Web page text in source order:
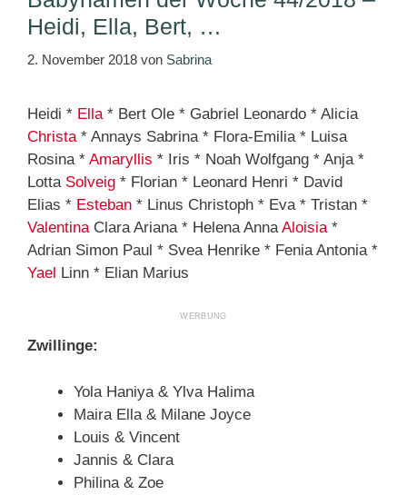
Heidi, Ella, Bert, …
2. November 2018 von Sabrina
Heidi * Ella * Bert Ole * Gabriel Leonardo * Alicia
Christa * Annays Sabrina * Flora-Emilia * Luisa
Rosina * Amaryllis * Iris * Noah Wolfgang * Anja *
Lotta Solveig * Florian * Leonard Henri * David
Elias * Esteban * Linus Christoph * Eva * Tristan *
Valentina Clara Ariana * Helena Anna Aloisia *
Adrian Simon Paul * Svea Henrike * Fenia Antonia *
Yael Linn * Elian Marius
Zwillinge:
Yola Haniya & Ylva Halima
Maira Ella & Milane Joyce
Louis & Vincent
Jannis & Clara
Philina & Zoe